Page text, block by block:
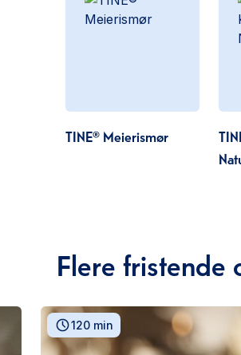
TINE® Meierismør
Flere fristende
120 min